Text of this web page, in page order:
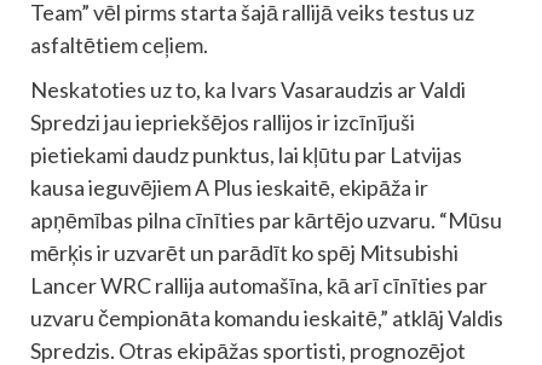
Team” vēl pirms starta šajā rallijā veiks testus uz
asfaltētiem ceļiem.
Neskatoties uz to, ka Ivars Vasaraudzis ar Valdi
Spredzi jau iepriekšējos rallijos ir izcīnījuši
pietiekami daudz punktus, lai kļūtu par Latvijas
kausa ieguvējiem A Plus ieskaitē, ekipāža ir
apņēmības pilna cīnīties par kārtējo uzvaru. “Mūsu
mērķis ir uzvarēt un parādīt ko spēj Mitsubishi
Lancer WRC rallija automašīna, kā arī cīnīties par
uzvaru čempionāta komandu ieskaitē,” atklāj Valdis
Spredzis. Otras ekipāžas sportisti, prognozējot